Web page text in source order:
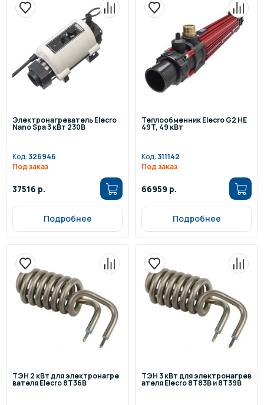
Электронагреватель Elecro
Nano Spa 3 кВт 230В
Код: 326946
Под заказ
37516 р.
Подробнее
Теплообменник Elecro G2 HE
49T, 49 кВт
Код: 311142
Под заказ
66959 р.
Подробнее
ТЭН 2 кВт для электронагре
вателя Elecro 8Т36В
ТЭН 3 кВт для электронагрев
ателя Elecro 8Т83В и 8Т39В